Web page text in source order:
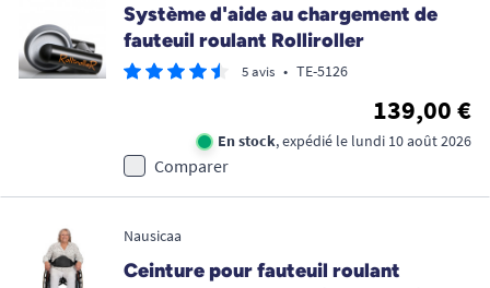
Système d'aide au chargement de
fauteuil roulant Rolliroller
5 avis • TE-5126
139,00 €
En stock, expédié le lundi 10 août 2026
Comparer
Nausicaa
Ceinture pour fauteuil roulant